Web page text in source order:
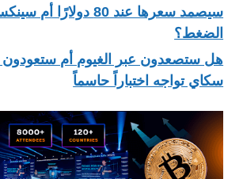
سيصمد سعرها عند 80 دولارًا
الضغط؟
هل ستصعدون عبر الغيوم أم ستعودون
سكاي تواجه اختباراً حاسماً